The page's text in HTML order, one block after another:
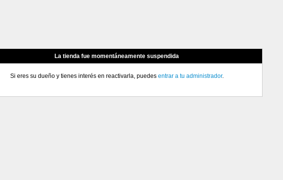
La tienda fue momentáneamente suspendida
Si eres su dueño y tienes interés en reactivarla, puedes entrar a tu administrador.